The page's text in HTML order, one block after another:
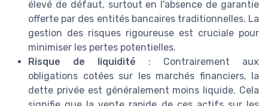
élevé de défaut, surtout en l'absence de garantie
offerte par des entités bancaires traditionnelles. La
gestion des risques rigoureuse est cruciale pour
minimiser les pertes potentielles.
Risque de liquidité : Contrairement aux
obligations cotées sur les marchés financiers, la
dette privée est généralement moins liquide. Cela